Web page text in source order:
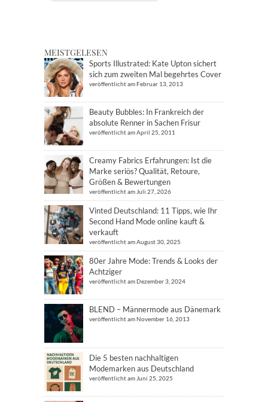
MEISTGELESEN
Sports Illustrated: Kate Upton sichert
sich zum zweiten Mal begehrtes Cover
veröffentlicht am Februar 13, 2013
Beauty Bubbles: In Frankreich der
absolute Renner in Sachen Frisur
veröffentlicht am April 25, 2011
Creamy Fabrics Erfahrungen: Ist die
Marke seriös? Qualität, Retoure,
Größen & Bewertungen
veröffentlicht am Juli 27, 2026
Vinted Deutschland: 11 Tipps, wie Ihr
Second Hand Mode online kauft &
verkauft
veröffentlicht am August 30, 2025
80er Jahre Mode: Trends & Looks der
Achtziger
veröffentlicht am Dezember 3, 2024
BLEND – Männermode aus Dänemark
veröffentlicht am November 16, 2013
Die 5 besten nachhaltigen
Modemarken aus Deutschland
veröffentlicht am Juni 25, 2025